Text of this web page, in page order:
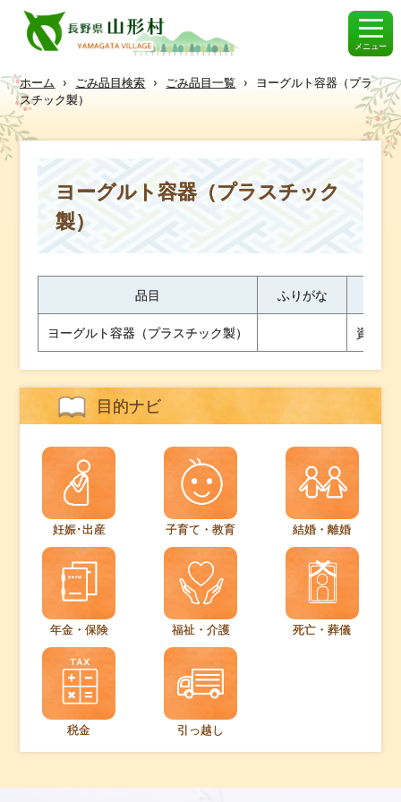
メニュー
ホーム › ごみ品目検索 › ごみ品目一覧 ›
ヨーグルト容器（プラ
スチック製）
ヨーグルト容器（プラスチック
製）
品目 ふりがな
ヨーグルト容器（プラスチック製） 資源
目的ナビ
妊娠･出産 子育て・教育 結婚・離婚
年金・保険 福祉・介護 死亡・葬儀
税金 引っ越し